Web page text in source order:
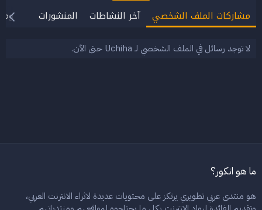
مشاركات الملف الشخصي آخر النشاطات المنشورات
لا توجد رسائل في الملف الشخصي لـ Uchiha حتى الآن.
ما هو انكور؟
هو منتدى عربي تطويري يرتكز على محتويات عديدة لاثراء الانترنت العربي،